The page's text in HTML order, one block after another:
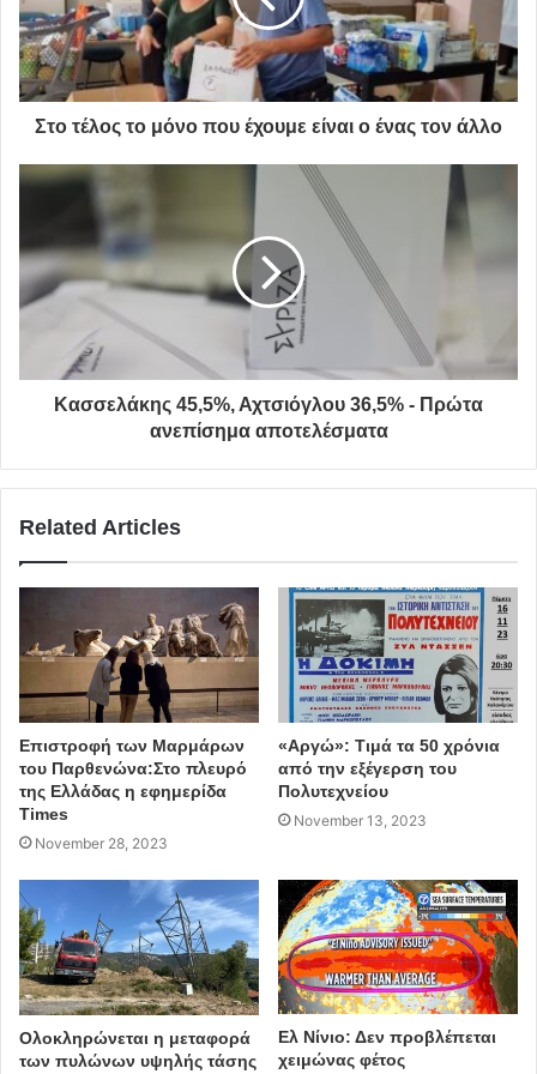
Αποστολή βοήθειας
Δήμος Γέρακα Παλλήνης
Άσπα και Αναστασία
Στο τέλος το μόνο που έχουμε είναι ο ένας τον άλλο
Κασσελάκης 45,5%, Αχτσιόγλου 36,5% - Πρώτα
ανεπίσημα αποτελέσματα
Related Articles
Επιστροφή των Μαρμάρων
του Παρθενώνα:Στο πλευρό
της Ελλάδας η εφημερίδα
Times
November 28, 2023
«Αργώ»: Τιμά τα 50 χρόνια
από την εξέγερση του
Πολυτεχνείου
November 13, 2023
Ολοκληρώνεται η μεταφορά
των πυλώνων υψηλής τάσης
Ελ Νίνιο: Δεν προβλέπεται
χειμώνας φέτος